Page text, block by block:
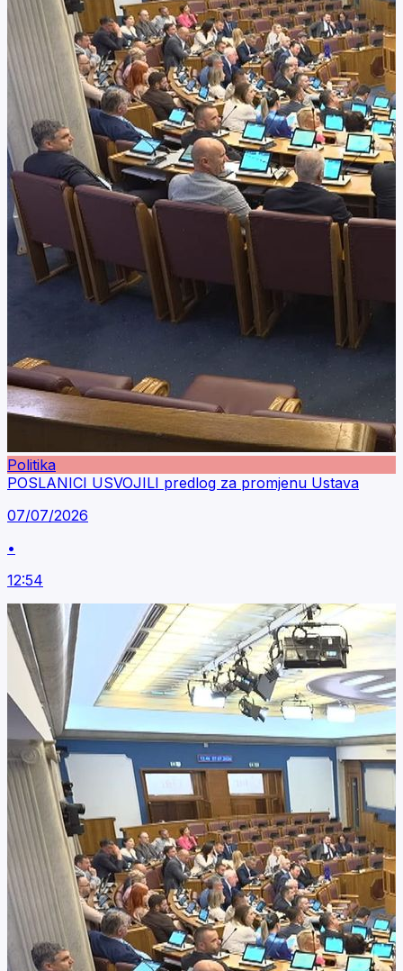
Politika
POSLANICI USVOJILI predlog za promjenu Ustava
07/07/2026
•
12:54